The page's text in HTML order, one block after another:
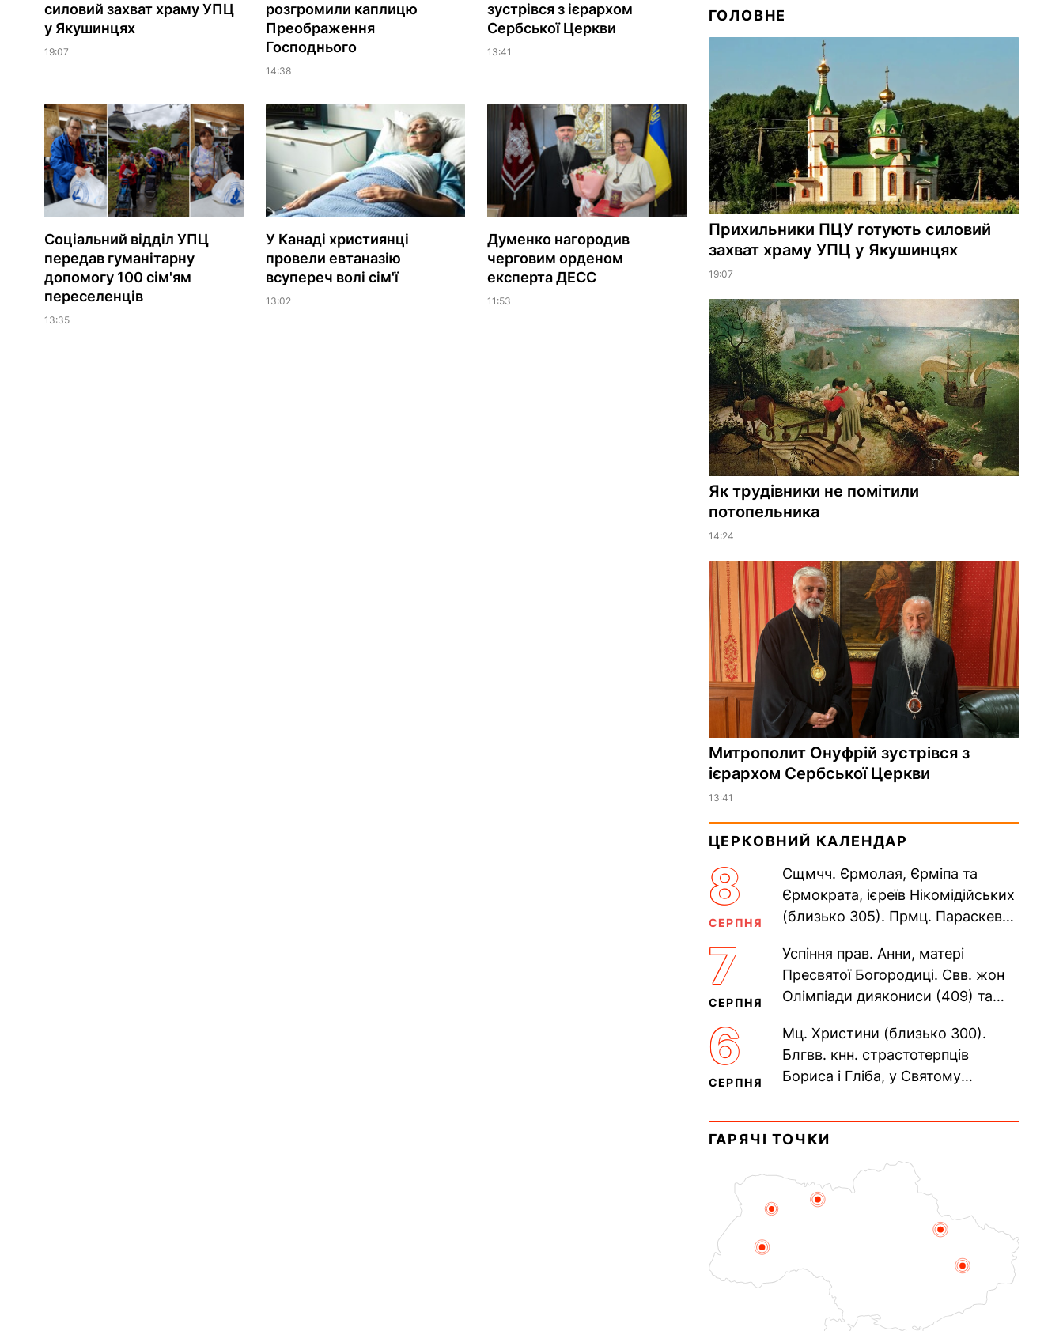
силовий захват храму УПЦ
у Якушинцях
19:07
розгромили каплицю
Преображення
Господнього
14:38
зустрівся з ієрархом
Сербської Церкви
13:41
Соціальний відділ УПЦ
передав гуманітарну
допомогу 100 сім'ям
переселенців
13:35
У Канаді християнці
провели евтаназію
всупереч волі сім'ї
13:02
Думенко нагородив
черговим орденом
експерта ДЕСС
11:53
ГОЛОВНЕ
Прихильники ПЦУ готують силовий
захват храму УПЦ у Якушинцях
19:07
Як трудівники не помітили
потопельника
14:24
Митрополит Онуфрій зустрівся з
ієрархом Сербської Церкви
13:41
ЦЕРКОВНИЙ КАЛЕНДАР
8
СЕРПНЯ
Сщмчч. Єрмолая, Єрміпа та
Єрмократа, ієреїв Нікомідійських
(близько 305). Прмц. Параскеви
Печерського, в Ближніх...
7
СЕРПНЯ
Успіння прав. Анни, матері
Пресвятої Богородиці. Свв. жон
Олімпіади диякониси (409) та
Пам’ять V Вселенського...
6
СЕРПНЯ
Мц. Христини (близько 300).
Блгвв. кнн. страстотерпців
Бориса і Гліба, у Святому
Прп. Полікарпа, архімандрита...
ГАРЯЧІ ТОЧКИ